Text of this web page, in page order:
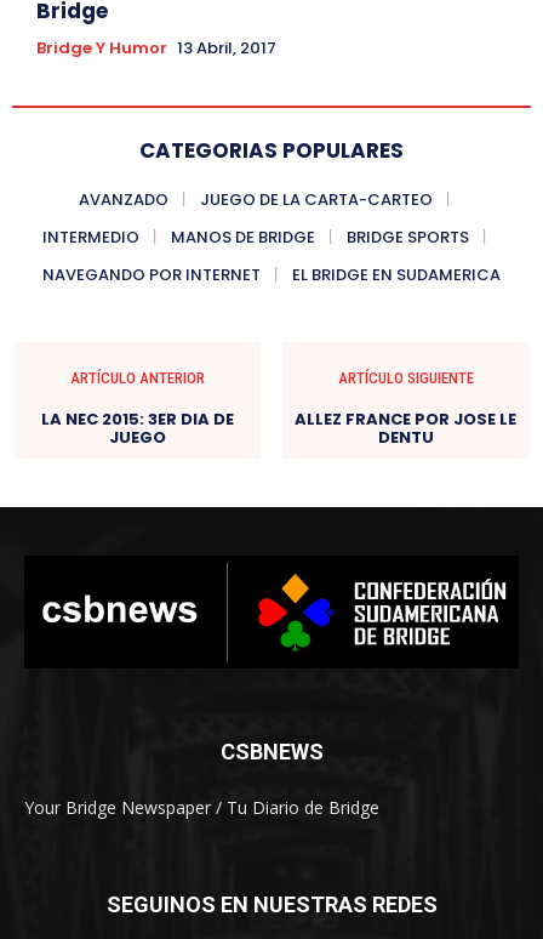
Bridge
Bridge Y Humor 13 Abril, 2017
CATEGORIAS POPULARES
AVANZADO
JUEGO DE LA CARTA-CARTEO
INTERMEDIO
MANOS DE BRIDGE
BRIDGE SPORTS
NAVEGANDO POR INTERNET
EL BRIDGE EN SUDAMERICA
ARTÍCULO ANTERIOR
LA NEC 2015: 3ER DIA DE
JUEGO
ARTÍCULO SIGUIENTE
ALLEZ FRANCE POR JOSE LE
DENTU
CSBNEWS
Your Bridge Newspaper / Tu Diario de Bridge
SEGUINOS EN NUESTRAS REDES